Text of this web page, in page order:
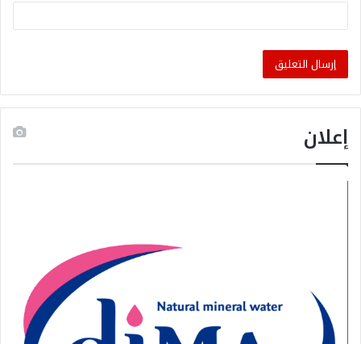
إعلان